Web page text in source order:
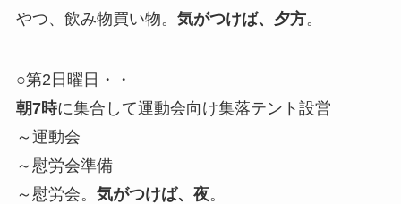
やつ、飲み物買い物。 気がつけば、夕方。
○第2日曜日・・
朝7時に集合して運動会向け集落テント設営
～運動会
～慰労会準備
～慰労会。 気がつけば、夜。